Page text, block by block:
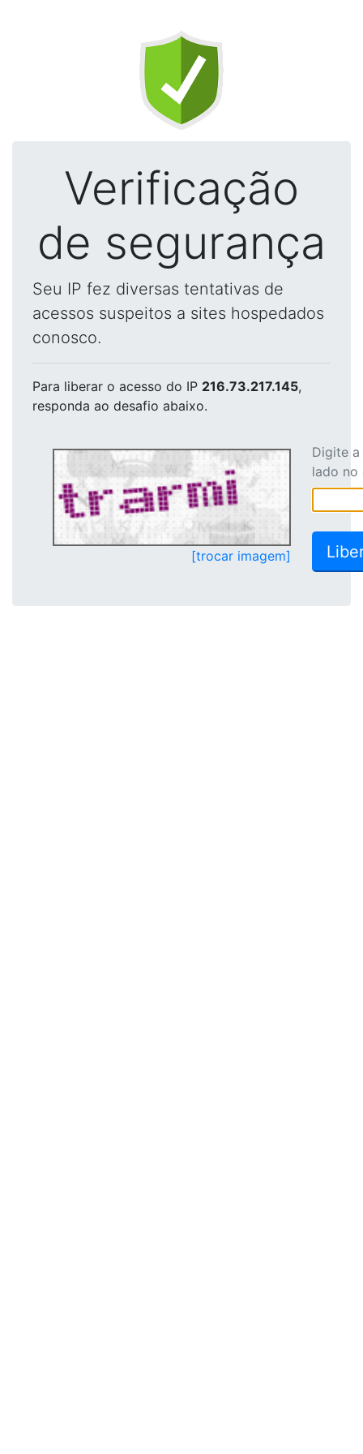
Verificação
de segurança
Seu IP fez diversas tentativas de
acessos suspeitos a sites hospedados
conosco.
Para liberar o acesso do IP 216.73.217.145,
responda ao desafio abaixo.
[trocar imagem]
Digite
lado no